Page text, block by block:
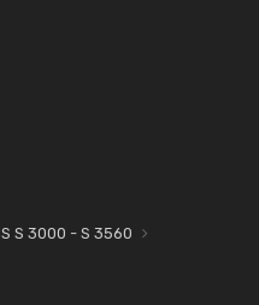
S 3000 - S 3560